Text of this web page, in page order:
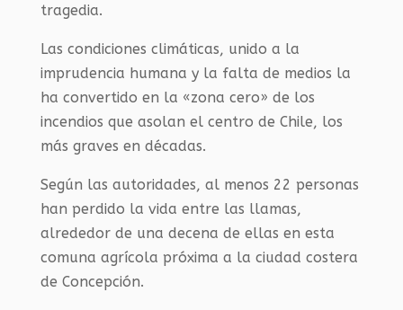
tragedia.
Las condiciones climáticas, unido a la
imprudencia humana y la falta de medios la
ha convertido en la «zona cero» de los
incendios que asolan el centro de Chile, los
más graves en décadas.
Según las autoridades, al menos 22 personas
han perdido la vida entre las llamas,
alrededor de una decena de ellas en esta
comuna agrícola próxima a la ciudad costera
de Concepción.